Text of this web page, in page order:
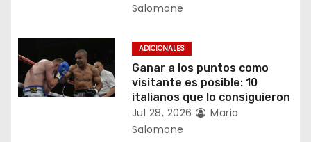
n
t
r
Salomone
ADICIONALES
Ganar a los puntos como
visitante es posible: 10
italianos que lo consiguieron
Jul 28, 2026
Mario
Salomone